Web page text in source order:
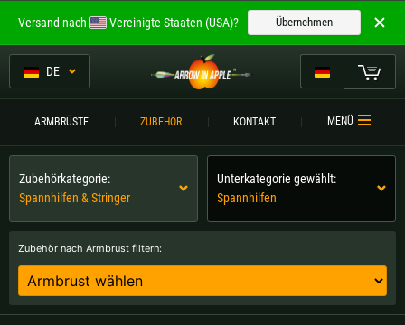
DE
ARMBRÜSTE ZUBEHÖR KONTAKT MENÜ
Zubehör nach Armbrust filtern:
Zubehörkategorie:
Spannhilfen & Stringer
Unterkategorie gewählt:
Spannhilfen
Willkommen bei
ARROW IN APPLE
Die besten Armbrüste.
Bitte wählen Sie Ihre Sprache aus:
Englisch Deutsch (DE)
Deutsch (AT) Deutsch (CH)
Bitte wählen Sie Ihre Versandregion:
Versand nach Vereinigte Staaten (USA)? Übernehmen
Mein Warenkorb
ARMBRÜSTE
ARMBRUSTVERGLEICH
ZUBEHÖR